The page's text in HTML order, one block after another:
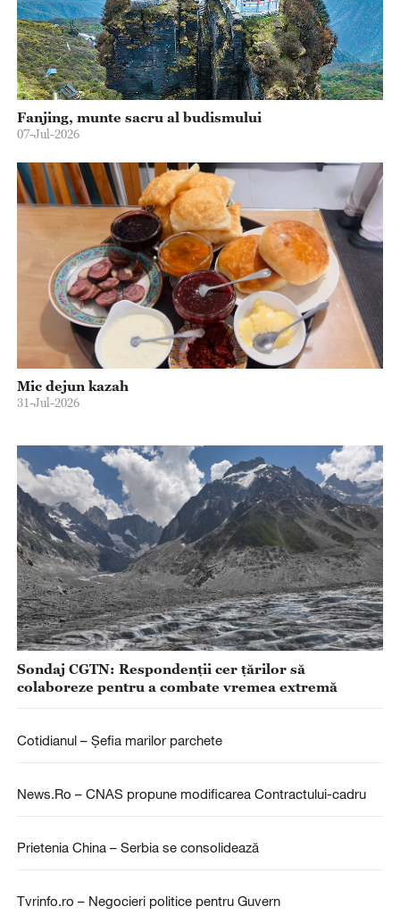
Fanjing, munte sacru al budismului
07-Jul-2026
Mic dejun kazah
31-Jul-2026
Sondaj CGTN: Respondenții cer țărilor să
colaboreze pentru a combate vremea extremă
Cotidianul – Șefia marilor parchete
News.Ro – CNAS propune modificarea Contractului-cadru
Prietenia China – Serbia se consolidează
Tvrinfo.ro – Negocieri politice pentru Guvern